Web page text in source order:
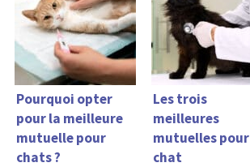
Pourquoi opter
pour la meilleure
mutuelle pour
chats ?
Les trois
meilleures
mutuelles pour
chat